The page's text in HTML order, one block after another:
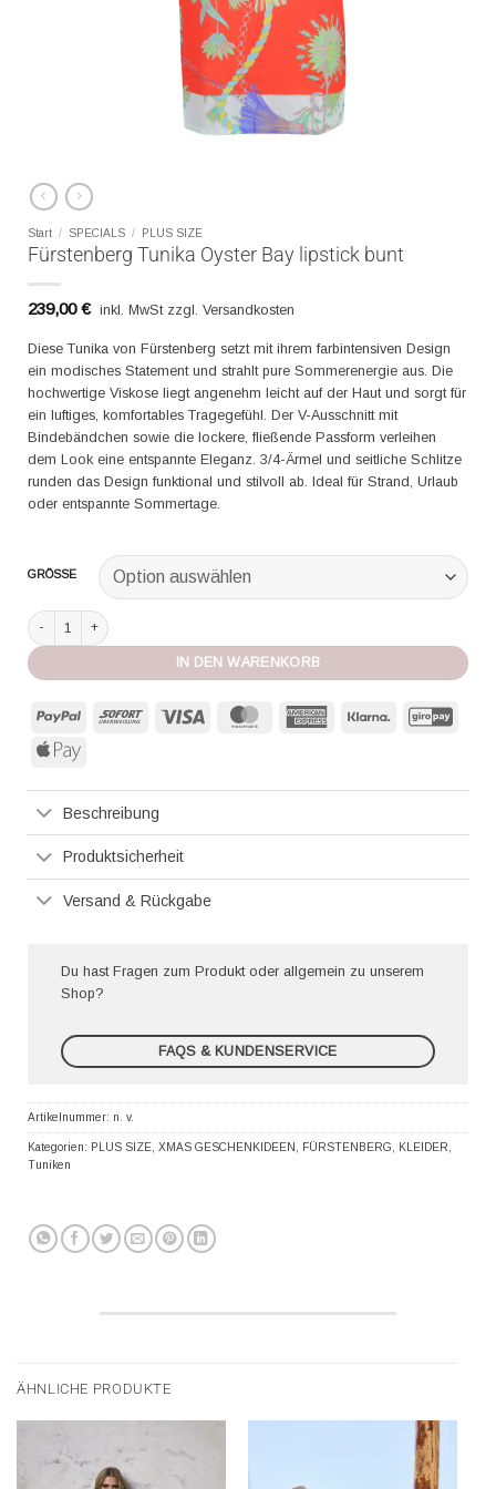
Start / SPECIALS / PLUS SIZE
Fürstenberg Tunika Oyster Bay lipstick bunt
239,00€ inkl. MwSt zzgl. Versandkosten
Diese Tunika von Fürstenberg setzt mit ihrem farbintensiven Design
ein modisches Statement und strahlt pure Sommerenergie aus. Die
hochwertige Viskose liegt angenehm leicht auf der Haut und sorgt für
ein luftiges, komfortables Tragegefühl. Der V-Ausschnitt mit
Bindebändchen sowie die lockere, fließende Passform verleihen
dem Look eine entspannte Eleganz. 3/4-Ärmel und seitliche Schlitze
runden das Design funktional und stilvoll ab. Ideal für Strand, Urlaub
oder entspannte Sommertage.
GRÖSSE
Fürstenberg Tunika Oyster Bay lipstick bunt Menge
IN DEN WARENKORB
PayPal Sofort MasterCard American
Klarna
Apple
Beschreibung
Produktsicherheit
Versand & Rückgabe
Du hast Fragen zum Produkt oder allgemein zu unserem
Shop?
FAQS & KUNDENSERVICE
Artikelnummer: n. v.
Kategorien: PLUS SIZE, XMAS GESCHENKIDEEN , FÜRSTENBERG, KLEIDER,
Tuniken
ÄHNLICHE PRODUKTE